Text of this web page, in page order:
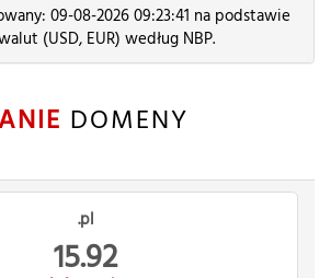
09-08-2026 09:23:41 na podstawie
(USD, EUR) według NBP.
DOMENY
.pl
15.92